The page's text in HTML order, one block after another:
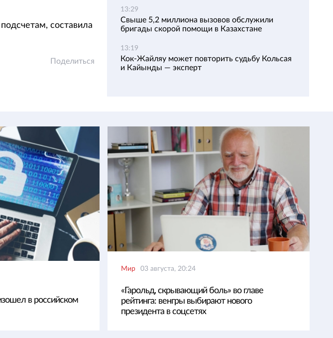
составила
Поделиться
13:29
Свыше 5,2 миллиона вызовов обслужили
бригады скорой помощи в Казахстане
13:19
Кок-Жайляу может повторить судьбу Кольсая
и Кайынды — эксперт
в российском
Мир 03 августа, 20:24
«Гарольд, скрывающий боль» во главе
рейтинга: венгры выбирают нового
президента в соцсетях